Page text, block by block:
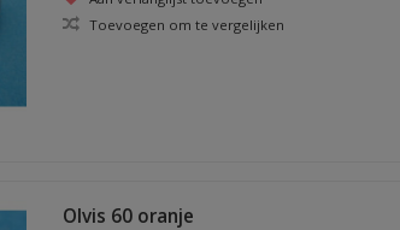
Toevoegen om te vergelijken
Olvis 60 oranje